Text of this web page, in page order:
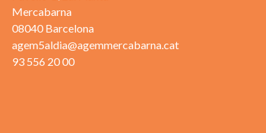
Mercabarna
08040 Barcelona
agem5aldia@agemmercabarna.cat
93 556 20 00